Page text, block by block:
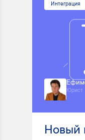
Интеграция
Юрист
Новый